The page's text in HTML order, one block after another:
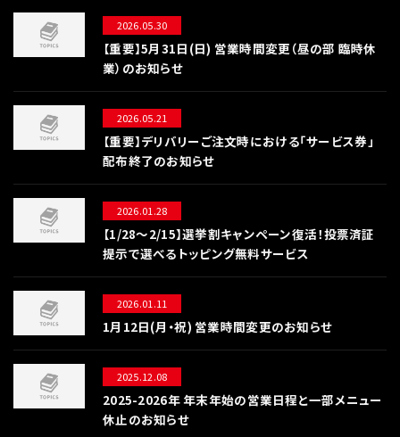
2026.05.30
【重要】5月31日(日) 営業時間変更（昼の部 臨時休
業）のお知らせ
2026.05.21
【重要】デリバリーご注文時における「サービス券」
配布終了のお知らせ
2026.01.28
【1/28〜2/15】選挙割キャンペーン復活！投票済証
提示で選べるトッピング無料サービス
2026.01.11
1月12日(月・祝) 営業時間変更のお知らせ
2025.12.08
2025-2026年 年末年始の営業日程と一部メニュー
休止のお知らせ